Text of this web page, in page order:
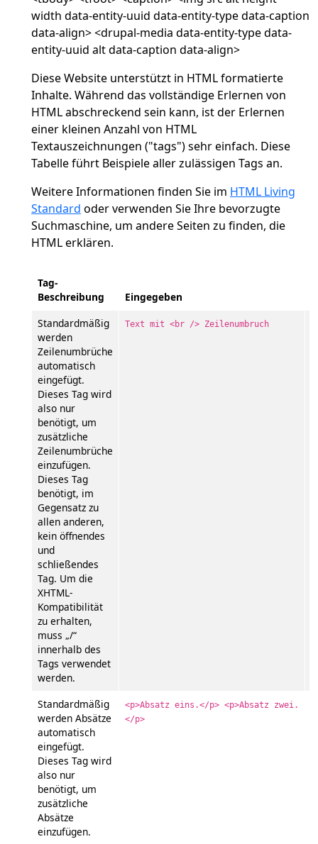
width data-entity-uuid data-entity-type data-caption
data-align> <drupal-media data-entity-type data-
entity-uuid alt data-caption data-align>
Diese Website unterstützt in HTML formatierte
Inhalte. Während das vollständige Erlernen von
HTML abschreckend sein kann, ist der Erlernen
einer kleinen Anzahl von HTML
Textauszeichnungen ("tags") sehr einfach. Diese
Tabelle führt Beispiele aller zulässigen Tags an.
Weitere Informationen finden Sie im HTML Living
Standard oder verwenden Sie Ihre bevorzugte
Suchmaschine, um andere Seiten zu finden, die
HTML erklären.
Tag-
Beschreibung
Eingegeben
Standardmäßig
werden
Zeilenumbrüche
automatisch
eingefügt.
Dieses Tag wird
also nur
benötigt, um
zusätzliche
Zeilenumbrüche
einzufügen.
Dieses Tag
benötigt, im
Gegensatz zu
allen anderen,
kein öffnendes
und
schließendes
Tag. Um die
XHTML-
Kompatibilität
zu erhalten,
muss „/“
innerhalb des
Tags verwendet
werden.
Text mit <br /> Zeilenumbruch
Standardmäßig
werden Absätze
automatisch
eingefügt.
Dieses Tag wird
also nur
benötigt, um
zusätzliche
Absätze
einzufügen.
<p>Absatz eins.</p> <p>Absatz zwei.
</p>